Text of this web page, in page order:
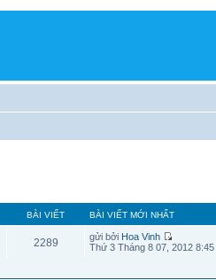
BÀI VIẾT BÀI VIẾT MỚI NHẤT
2289 gửi bởi Hoa Vinh
Thứ 3 Tháng 8 07, 2012 8:45